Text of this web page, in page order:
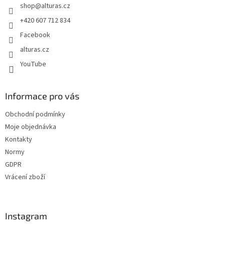
shop@alturas.cz
+420 607 712 834
Facebook
alturas.cz
YouTube
Informace pro vás
Obchodní podmínky
Moje objednávka
Kontakty
Normy
GDPR
Vrácení zboží
Instagram